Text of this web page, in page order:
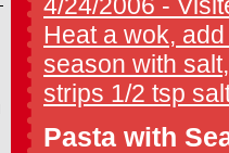
Heat a wok,
season with
strips 1/2 tsp
Pasta with